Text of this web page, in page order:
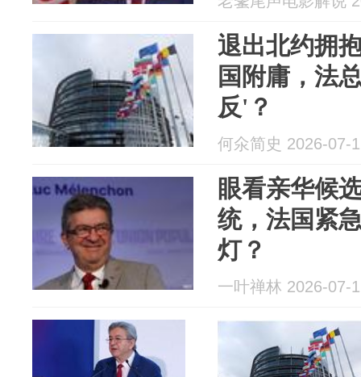
退出北约拥
国附庸，法
反'？
何氽简史 2026-07-
眼看亲华候
统，法国紧
灯？
一叶禅林 2026-07-